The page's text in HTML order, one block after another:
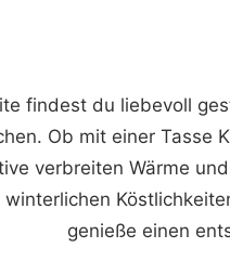
findest du liebevoll
Ob mit einer Tasse
verbreiten Wärme
genieße einen